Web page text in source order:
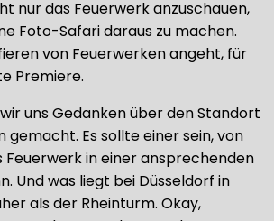
nur das Feuerwerk anzuschauen,
Foto-Safari daraus zu machen.
von Feuerwerken angeht, für
Premiere.
uns Gedanken über den Standort
gemacht. Es sollte einer sein, von
Feuerwerk in einer ansprechenden
Und was liegt bei Düsseldorf in
als der Rheinturm. Okay,